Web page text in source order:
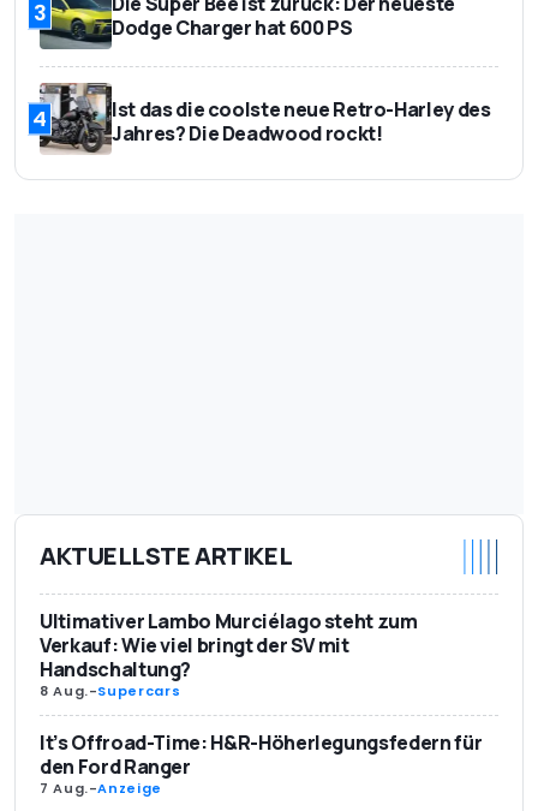
3
Dodge Charger hat 600 PS
4
Ist das die coolste neue Retro-Harley des
Jahres? Die Deadwood rockt!
AKTUELLSTE ARTIKEL
Ultimativer Lambo Murciélago steht zum
Verkauf: Wie viel bringt der SV mit
Handschaltung?
8 Aug.-Supercars
It’s Offroad-Time: H&R-Höherlegungsfedern für
den Ford Ranger
7 Aug.-Anzeige